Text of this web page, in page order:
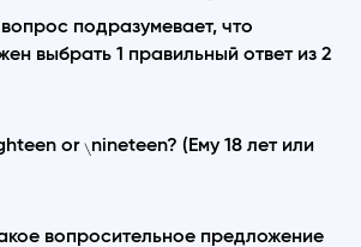
подразумевает, что
выбрать 1 правильный ответ из 2
or \nineteen? (Ему 18 лет или
вопросительное предложение